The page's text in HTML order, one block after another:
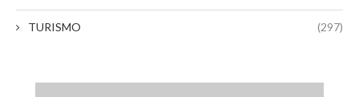
TURISMO (297)